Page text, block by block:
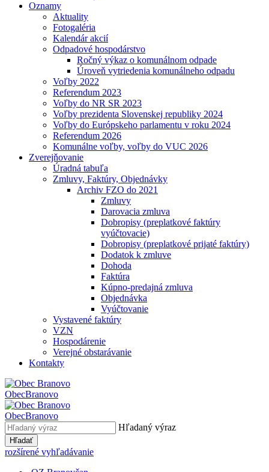
Oznamy
Aktuality
Fotogaléria
Kalendár akcií
Odpadové hospodárstvo
Ročný výkaz o komunálnom odpade
Úroveň vytriedenia komunálneho odpadu
Voľby 2022
Referendum 2023
Voľby do NR SR 2023
Voľby prezidenta Slovenskej republiky 2024
Voľby do Európskeho parlamentu v roku 2024
Referendum 2026
Komunálne voľby, voľby do VUC 2026
Zverejňovanie
Úradná tabuľa
Zmluvy, Faktúry, Objednávky
Archiv FZO do 2021
Zmluvy
Darovacia zmluva
Dobropisy (preplatkové faktúry
vyúčtovacie)
Dobropisy (preplatkové prijaté faktúry)
Dodatok k zmluve
Dohoda
Faktúra
Kúpno-predajná zmluva
Objednávka
Vyúčtovanie
Vystavené faktúry
VZN
Hospodárenie
Verejné obstarávanie
Kontakty
ObecBranovo
ObecBranovo
Hľadaný výraz
Hľadať
rozšírené vyhľadávanie